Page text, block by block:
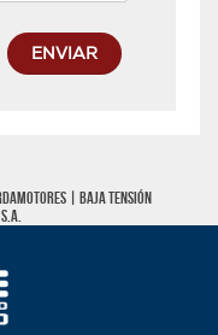
ENVIAR
| Baja tensión